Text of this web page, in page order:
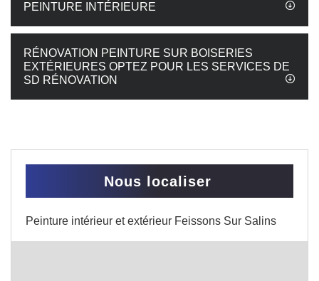
PEINTURE INTÉRIEURE
RÉNOVATION PEINTURE SUR BOISERIES
EXTÉRIEURES OPTEZ POUR LES SERVICES DE
SD RÉNOVATION
Nous localiser
Peinture intérieur et extérieur Feissons Sur Salins